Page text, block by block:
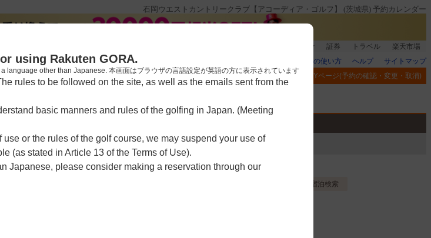
石岡ウエストカントリークラブ【アコーディア・ゴルフ】 (茨城県) 予約カレンダー
証券 トラベル
楽天市場
楽天GORAの使い方
ヘルプ
サイトマップ
閲覧履歴
お気に入り MYページ(予約の確認・変更・取消)
ブ【アコーディ
宿泊検索
using Rakuten GORA.
other than Japanese. 本画面はブラウザの言語設定が英語の方に表示されています
rules to be followed on the site, as well as the emails sent from the
basic manners and rules of the golfing in Japan. (Meeting
or the rules of the golf course, we may suspend your use of
(as stated in Article 13 of the Terms of Use).
Japanese, please consider making a reservation through our